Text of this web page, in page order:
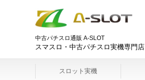
中古パチスロ通販 A-SLOT
スマスロ・中古パチスロ実機専門店
スロット実機